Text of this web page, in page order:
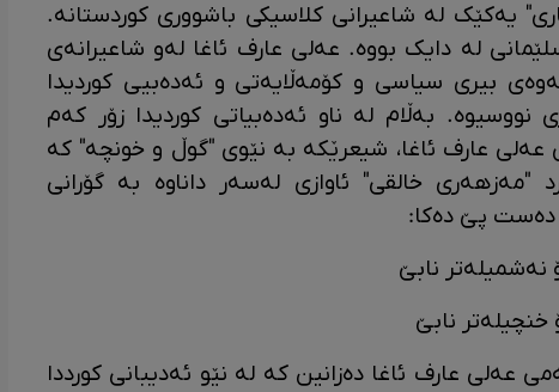
یەکێک لە شاعیرانی کلاسیکی باشووری کوردستانە.
سلێمانی لە دایک بووە. عەلی عارف ئاغا لەو شاعیرانەی
بیری سیاسی و کۆمەڵایەتی و ئەدەبیی کوردیدا
بەڵام لە ناو ئەدەبیاتی کوردیدا زۆر کەم
عەلی عارف ئاغا، شیعرێکە بە نێوی "گوڵ و خونچە" کە
خالقی" ئاوازی لەسەر داناوە بە گۆرانی
دەست پێ دەکا:
نابێ
نابێ
عەلی عارف ئاغا دەزانین کە لە نێو ئەدیبانی کورددا